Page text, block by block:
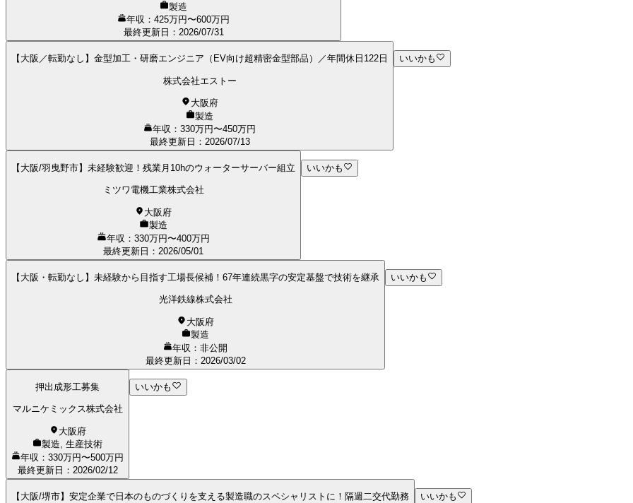
製造
年収：425万円〜600万円
最終更新日 ： 2026/07/31
【大阪／転勤なし】金型加工・研磨エンジニア（EV向け超精密金型部品）／年間休日122日
株式会社エストー
大阪府
製造
年収：330万円〜450万円
最終更新日 ： 2026/07/13
いいかも
【大阪/羽曳野市】未経験歓迎！残業月10hのウォーターサーバー組立
ミツワ電機工業株式会社
大阪府
製造
年収：330万円〜400万円
最終更新日 ： 2026/05/01
いいかも
【大阪・転勤なし】未経験から目指す工場長候補！67年連続黒字の安定基盤で技術を継承
光洋鉄線株式会社
大阪府
製造
年収：非公開
最終更新日 ： 2026/03/02
いいかも
押出成形工募集
マルニケミックス株式会社
大阪府
製造, 生産技術
年収：330万円〜500万円
最終更新日 ： 2026/02/12
いいかも
【大阪/堺市】安定企業で日本のものづくりを支える製造職のスペシャリストに！隔週二交代勤務 いいかも